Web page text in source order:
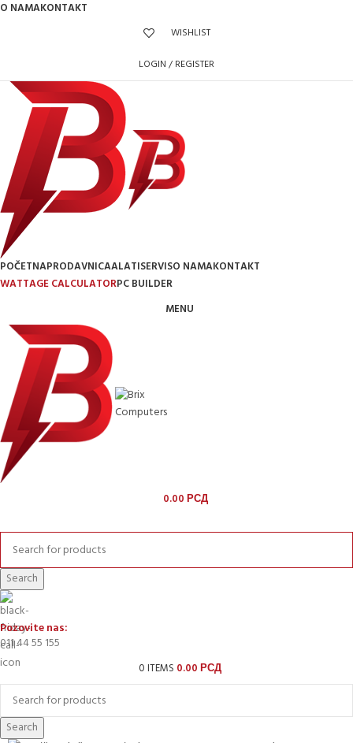
O NAMAKONTAKT
WISHLIST
LOGIN / REGISTER
POČETNAPRODAVNICAALATISERVISO NAMAKONTAKT
WATTAGE CALCULATORPC BUILDER
MENU
0.00РСД
Search
Pozovite nas:
011 44 55 155
0ITEMS 0.00РСД
Search